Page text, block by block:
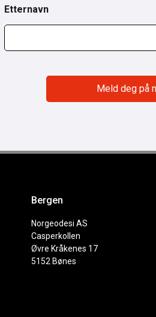
Etternavn
Bergen
Norgeodesi AS
Casperkollen
Øvre Kråkenes 17
5152 Bønes